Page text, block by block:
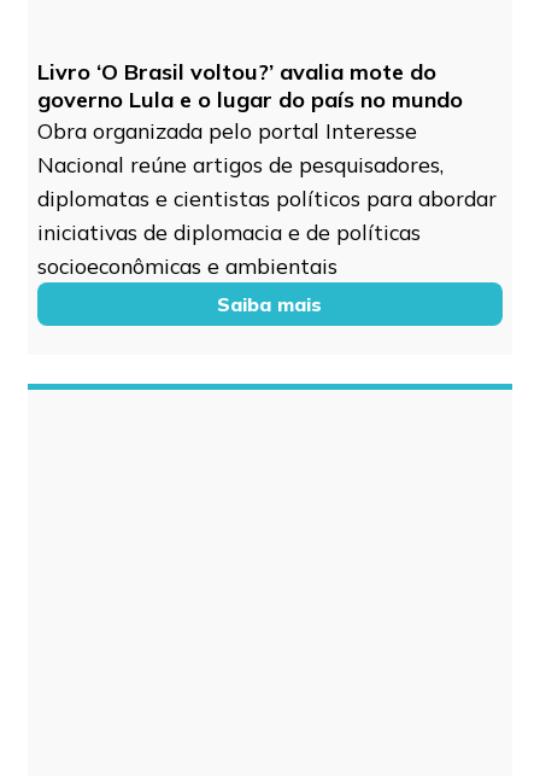
Livro ‘O Brasil voltou?’ avalia mote do
governo Lula e o lugar do país no mundo
Obra organizada pelo portal Interesse
Nacional reúne artigos de pesquisadores,
diplomatas e cientistas políticos para abordar
iniciativas de diplomacia e de políticas
socioeconômicas e ambientais
Saiba mais